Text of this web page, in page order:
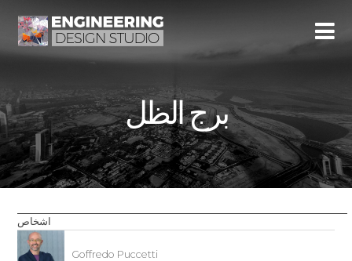
برج الظل
اشخاص
Goffredo Puccetti